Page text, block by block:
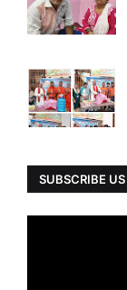
SUBSCRIBE US